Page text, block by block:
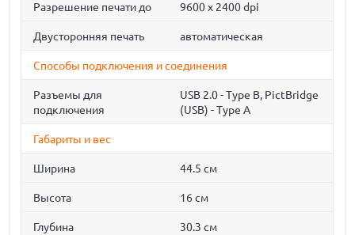
Разрешение печати до 9600 x 2400 dpi
Двусторонняя печать автоматическая
Способы подключения и соединения
Разъемы для
подключения
USB 2.0 - Type B, PictBridge
(USB) - Type A
Габариты и вес
Ширина 44.5 см
Высота 16 см
Глубина 30.3 см